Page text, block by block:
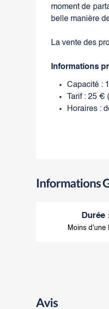
moment de
belle manière
La vente des
Informations
Capacité :
Tarif : 25
Horaires :
Informations
Durée
Moins d'une
Avis